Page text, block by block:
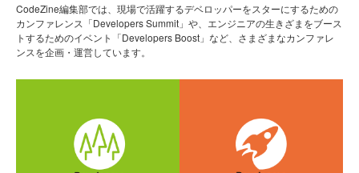
CodeZine編集部では、現場で活躍するデベロッパーをスターにするための
カンファレンス「Developers Summit」や、エンジニアの生きざまをブース
トするためのイベント「Developers Boost」など、さまざまなカンファレ
ンスを企画・運営しています。